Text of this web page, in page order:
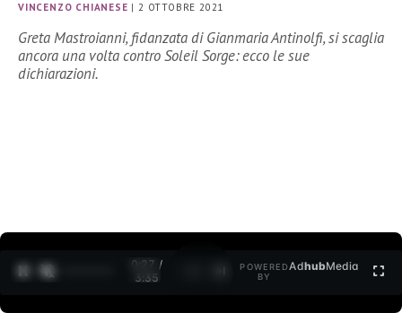
VINCENZO CHIANESE |2 OTTOBRE 2021
Greta Mastroianni, fidanzata di Gianmaria Antinolfi, si scaglia
ancora una volta contro Soleil Sorge: ecco le sue
dichiarazioni.
0:28 /
3:35
POWERED
BY
AdhubMedia